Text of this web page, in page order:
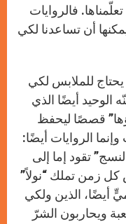
فالروايات
أن تساعدنا لكي
يحتاج للملابس لكي
تك 3، 21)، ولكنّه الوحيد أيضًا الذي
قصصًا ليحفظ
الروايات أيضًا:
تقود إما إلى
زمن تملك “نولاً”
أيضًا، الذين ولكي
ويحاربون الشرّ